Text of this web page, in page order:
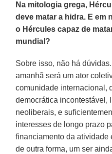
Na mitologia grega,
deve matar a hidra. E em
o Hércules capaz de
mundial?
Sobre isso, não há
amanhã será um ator
comunidade internacional,
democrática incontestável,
neoliberais, e
interesses de longo prazo
financiamento da atividade
de outra forma, um ser